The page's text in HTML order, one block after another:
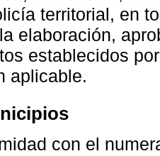
territorial, en
elaboración,
establecidos
aplicable.
con el